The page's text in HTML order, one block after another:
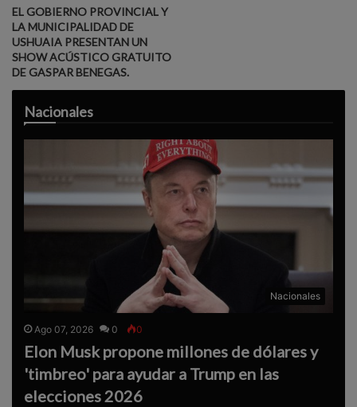
EL GOBIERNO PROVINCIAL Y
LA MUNICIPALIDAD DE
USHUAIA PRESENTAN UN
SHOW ACÚSTICO GRATUITO
DE GASPAR BENEGAS.
Nacionales
Nacionales
Ago 07, 2026 0 0
Elon Musk propone millones de dólares y
'timbreo' para ayudar a Trump en las
elecciones 2026